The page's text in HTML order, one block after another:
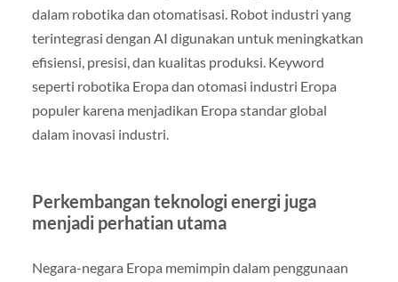
dalam robotika dan otomatisasi. Robot industri yang
terintegrasi dengan AI digunakan untuk meningkatkan
efisiensi, presisi, dan kualitas produksi. Keyword
seperti robotika Eropa dan otomasi industri Eropa
populer karena menjadikan Eropa standar global
dalam inovasi industri.
Perkembangan teknologi energi juga
menjadi perhatian utama
Negara-negara Eropa memimpin dalam penggunaan